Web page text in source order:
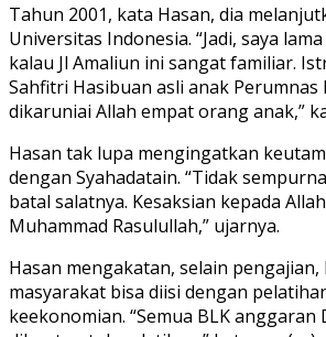
Tahun 2001, kata Hasan, dia
Universitas Indonesia. “Jadi, saya
kalau Jl Amaliun ini sangat familiar.
Sahfitri Hasibuan asli anak Perumnas
dikaruniai Allah empat orang anak,”
Hasan tak lupa mengingatkan
dengan Syahadatain. “Tidak
batal salatnya. Kesaksian kepada
Muhammad Rasulullah,” ujarnya.
Hasan mengakatan, selain
masyarakat bisa diisi dengan
keekonomian. “Semua BLK anggaran